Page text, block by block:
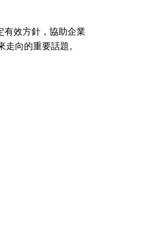
有效方針，協助企業
向的重要話題。